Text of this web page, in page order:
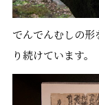
でんでんむしの
り続けています。